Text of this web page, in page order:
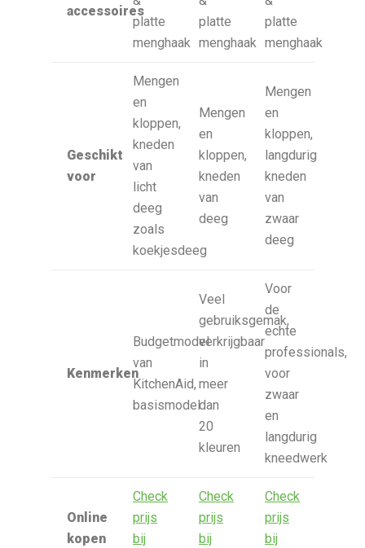
accessoires
platte
menghaak
platte
menghaak
platte
menghaak
Geschikt
voor
Mengen
en
kloppen,
kneden
van
licht
deeg
zoals
koekjesdeeg
Mengen
en
kloppen,
kneden
van
deeg
Mengen
en
kloppen,
langdurig
kneden
van
zwaar
deeg
Kenmerken
Budgetmodel
van
KitchenAid,
basismodel
Veel
gebruiksgemak,
verkrijgbaar
in
meer
dan
20
kleuren
Voor
de
echte
professionals,
voor
zwaar
en
langdurig
kneedwerk
Online
kopen
Check
prijs
bij
Check
prijs
bij
Check
prijs
bij